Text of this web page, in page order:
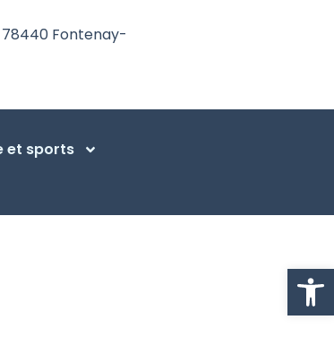
Ouvrir
78440 Fontenay-
et sports